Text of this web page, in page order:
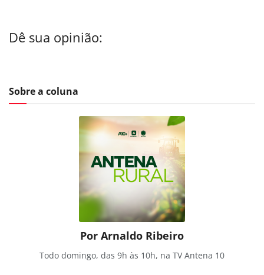
Dê sua opinião:
Sobre a coluna
Por Arnaldo Ribeiro
Todo domingo, das 9h às 10h, na TV Antena 10